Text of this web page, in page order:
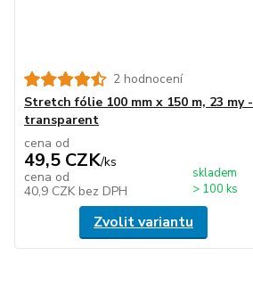
2 hodnocení
Stretch fólie 100 mm x 150 m, 23 my -
transparent
cena od
49,5 CZK/ks
cena od
40,9 CZK bez DPH
skladem
> 100 ks
Zvolit variantu